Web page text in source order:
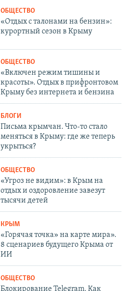
ОБЩЕСТВО
«Отдых с талонами на бензин»:
курортный сезон в Крыму
ОБЩЕСТВО
«Включен режим тишины и
красоты». Отдых в прифронтовом
Крыму без интернета и бензина
БЛОГИ
Письма крымчан. Что-то стало
меняться в Крыму: где же теперь
укрыться?
ОБЩЕСТВО
«Угроз не видим»: в Крым на
отдых и оздоровление завезут
тысячи детей
КРЫМ
«Горячая точка» на карте мира».
8 сценариев будущего Крыма от
ИИ
ОБЩЕСТВО
Блокирование Telegram. Как